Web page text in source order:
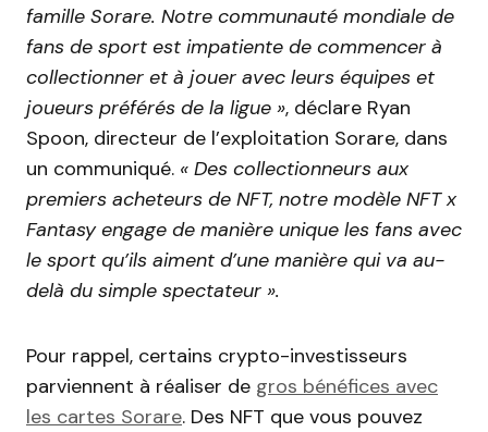
famille Sorare. Notre communauté mondiale de
fans de sport est impatiente de commencer à
collectionner et à jouer avec leurs équipes et
joueurs préférés de la ligue », déclare Ryan
Spoon, directeur de l’exploitation Sorare, dans
un communiqué. « Des collectionneurs aux
premiers acheteurs de NFT, notre modèle NFT x
Fantasy engage de manière unique les fans avec
le sport qu’ils aiment d’une manière qui va au-
delà du simple spectateur ».
Pour rappel, certains crypto-investisseurs
parviennent à réaliser de gros bénéfices avec
les cartes Sorare. Des NFT que vous pouvez